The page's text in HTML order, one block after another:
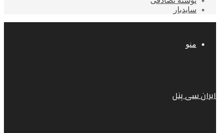
سایدبار
منو
ایران سی پنل